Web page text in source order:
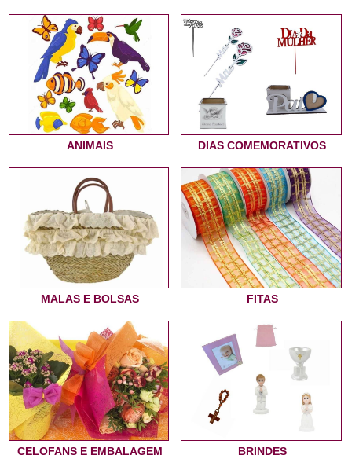
ANIMAIS DIAS COMEMORATIVOS
MALAS E BOLSAS FITAS
CELOFANS E EMBALAGEM BRINDES